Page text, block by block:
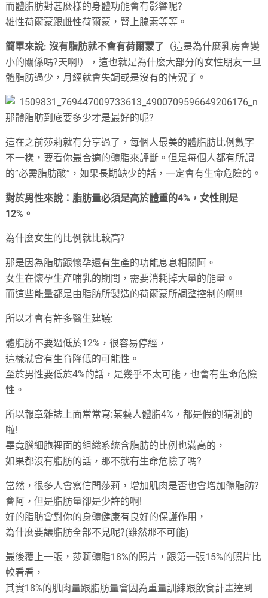
而體脂肪對甚麼樣的身體功能會有影響呢?
雄性荷爾蒙跟雌性荷爾蒙，腎上腺素等等。
簡單來說: 沒有脂肪就不會有荷爾蒙了 （這是為什麼乳房會變
小的關係嗎?天啊!），這也就是為什麼大部分的女性朋友一旦
體脂肪過少，月經就會失調或是沒有的情況了。
那體脂肪到底要多少才是最好的呢?
這在之前莎莉就有分享過了，每個人最美的體脂肪比例數字
不一樣，要看你最合適的體脂來評斷。但是每個人都有所謂
的”必需脂肪酸”，如果長期缺少的話，一定會有生命危險的。
對於男性來說：脂肪量必須是高於體重的4%，女性則是
12%。
為什麼女生的比例就比較高?
那是因為脂肪跟懷孕還有生產的功能息息相關阿。
女生在懷孕生產哺乳的期間，需要消耗掉大量的能量。
而這些能量都是由脂肪所製造的荷爾蒙所調整控制的啊!!!
所以才會有許多醫生建議:
體脂肪不要過低於12%，很容易停經，
這樣就會有生育降低的可能性。
至於男性要低於4%的話，是幾乎不太可能，也會有生命危險
性。
所以報章雜誌上面常常寫:某藝人體脂4%，都是假的!猜測的
啦!
畢竟腦細胞裡面的組織系統含脂肪的比例也滿高的，
如果都沒有脂肪的話，那不就有生命危險了嗎?
當然，很多人會寫信問莎莉，增加肌肉是否也會增加體脂肪?
會阿，但是脂肪量卻是少許的啊!
好的脂肪會對你的身體健康有良好的保護作用，
為什麼要讓脂肪全部不見呢?(雖然那不可能)
最後覆上一張，莎莉體脂18%的照片，跟第一張15%的照片比
較看看，
其實18%的肌肉量跟脂肪量會因為重量訓練跟飲食計畫達到